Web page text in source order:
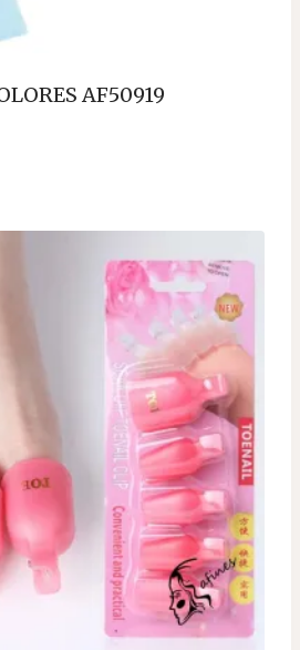
AF50919